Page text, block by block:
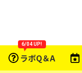
ラボQ＆A
6/04 UP!